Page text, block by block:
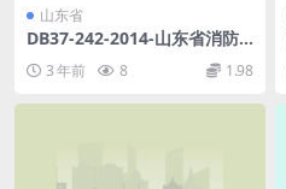
山东省
DB37-242-2014-山东省消防
3 年前 8 1.98